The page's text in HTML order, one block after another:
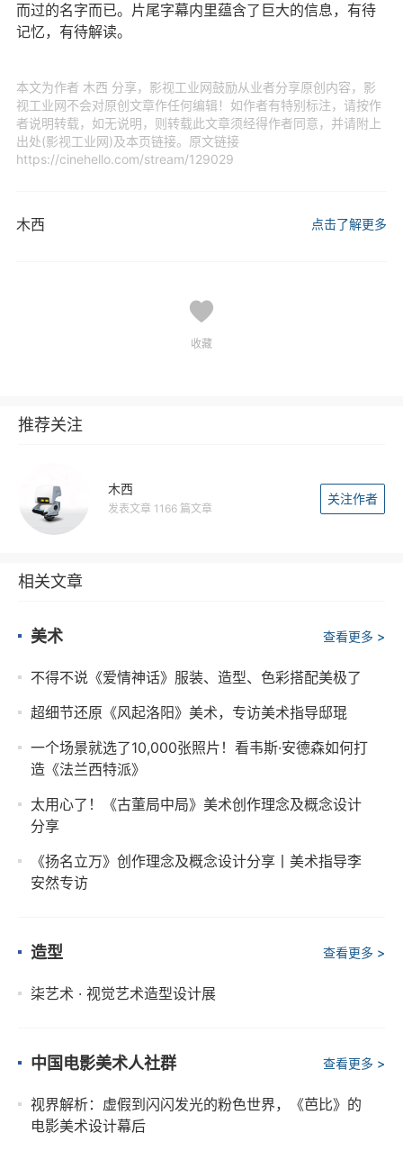
而过的名字而已。片尾字幕内里蕴含了巨大的信息，有待
记忆，有待解读。
本文为作者 木西 分享，影视工业网鼓励从业者分享原创内容，影
视工业网不会对原创文章作任何编辑！如作者有特别标注，请按作
者说明转载，如无说明，则转载此文章须经得作者同意，并请附上
出处(影视工业网)及本页链接。原文链接
https://cinehello.com/stream/129029
木西 点击了解更多
收藏
推荐关注
木西
发表文章 1166 篇文章
关注作者
相关文章
美术 查看更多 >
不得不说《爱情神话》服装、造型、色彩搭配美极了
超细节还原《风起洛阳》美术，专访美术指导邸琨
一个场景就选了10,000张照片！看韦斯·安德森如何打
造《法兰西特派》
太用心了！《古董局中局》美术创作理念及概念设计
分享
《扬名立万》创作理念及概念设计分享丨美术指导李
安然专访
造型 查看更多 >
柒艺术 · 视觉艺术造型设计展
中国电影美术人社群 查看更多 >
视界解析：虚假到闪闪发光的粉色世界，《芭比》的
电影美术设计幕后